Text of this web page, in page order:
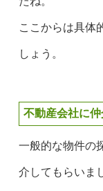
ここからは具体
しょう。
不動産会社に
一般的な物件の
介してもらいま